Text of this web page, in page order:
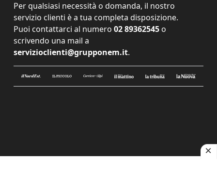
Per qualsiasi necessità o domanda, il nostro
servizio clienti è a tua completa disposizione.
Puoi contattarci al numero 02 89362545 o
scrivendo una mail a
servizioclienti@grupponem.it.